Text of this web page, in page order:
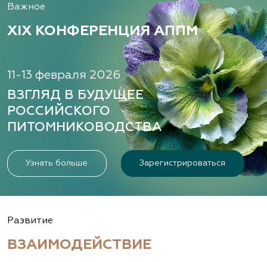
Важное
XIX КОНФЕРЕНЦИЯ АППМ
11-13 февраля 2026
ВЗГЛЯД В БУДУЩЕЕ
РОССИЙСКОГО
ПИТОМНИКОВОДСТВА
Узнать больше Зарегистрироваться
Развитие
ВЗАИМОДЕЙСТВИЕ